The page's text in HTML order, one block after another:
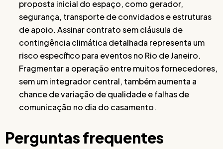
proposta inicial do espaço, como gerador,
segurança, transporte de convidados e estruturas
de apoio. Assinar contrato sem cláusula de
contingência climática detalhada representa um
risco específico para eventos no Rio de Janeiro.
Fragmentar a operação entre muitos fornecedores,
sem um integrador central, também aumenta a
chance de variação de qualidade e falhas de
comunicação no dia do casamento.
Perguntas frequentes